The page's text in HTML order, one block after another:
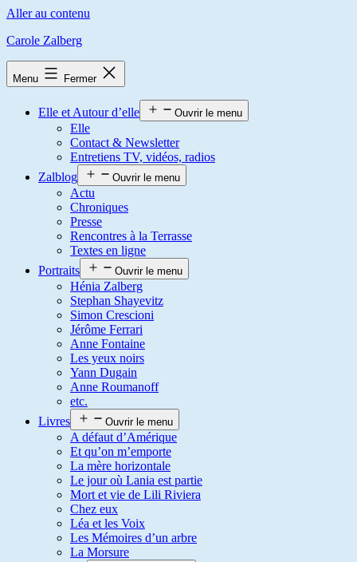
Aller au contenu
Carole Zalberg
Menu Fermer
Elle et Autour d’elle Ouvrir le menu
Elle
Contact & Newsletter
Entretiens TV, vidéos, radios
Zalblog
Ouvrir le menu
Actu
Chroniques
Presse
Rencontres à la Terrasse
Textes en ligne
Portraits
Ouvrir le menu
Hénia Zalberg
Stephan Shayevitz
Simon Crescioni
Jérôme Ferrari
Anne Fontaine
Les yeux noirs
Yann Dugain
Anne Roumanoff
etc.
Livres
Ouvrir le menu
A défaut d’Amérique
Et qu’on m’emporte
La mère horizontale
Le jour où Lania est partie
Mort et vie de Lili Riviera
Chez eux
Léa et les Voix
Les Mémoires d’un arbre
La Morsure